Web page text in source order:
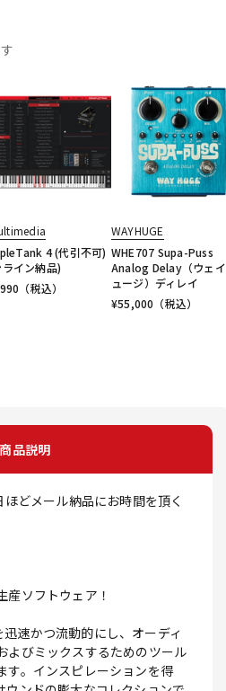
4 (代引不可)
イン納品)
（税込）
WAYHUGE
WHE707 Supa-Puss
Analog Delay（ウェ
ュージ）ディレイ
¥55,000 （税込）
商品説明
どメール納品にお時間を頂く
産ソフトウェア！
速かつ流動的にし、オーディ
よびミックスするためのツール
す。インスピレーションを得